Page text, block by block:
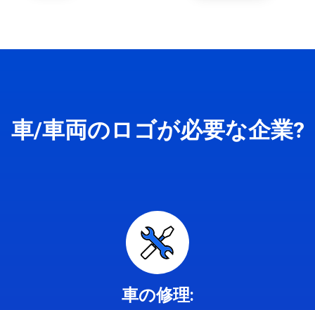
車/車両のロゴが必要な企業?
車の修理: